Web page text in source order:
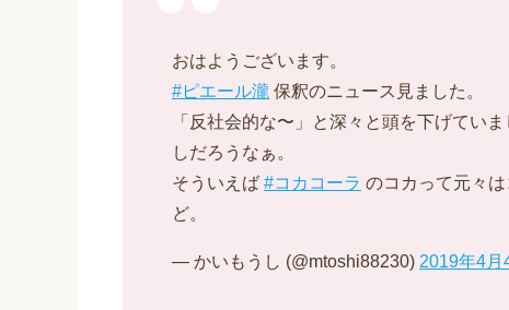
おはようございます。
#ピエール瀧 保釈のニュース見ました。
「反社会的な〜」と深々と頭を下げてい
しだろうなぁ。
そういえば #コカコーラ のコカって元々
ど。
— かいもうし (@mtoshi88230) 2019年4月